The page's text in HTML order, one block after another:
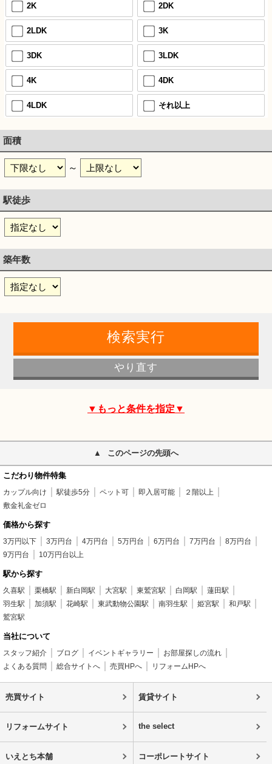
2K 2DK
2LDK 3K
3DK 3LDK
4K 4DK
4LDK それ以上
面積
～
駅徒歩
築年数
▼もっと条件を指定▼
このページの先頭へ
こだわり物件特集
カップル向け 駅徒歩5分 ペット可 即入居可能
２階以上
敷金礼金ゼロ
価格から探す
3万円以下 3万円台 4万円台 5万円台 6万円台 7万円台
8万円台
9万円台
10万円台以上
駅から探す
久喜駅 栗橋駅 新白岡駅 大宮駅 東鷲宮駅 白岡駅
蓮田駅
羽生駅
加須駅 花崎駅 東武動物公園駅 南羽生駅 姫宮駅
和戸駅
鷲宮駅
当社について
スタッフ紹介 ブログ イベントギャラリー
お部屋探しの流れ
よくある質問
総合サイトへ 売買HPへ リフォームHPへ
売買サイト 賃貸サイト
リフォームサイト the select
いえとち本舗 コーポレートサイト